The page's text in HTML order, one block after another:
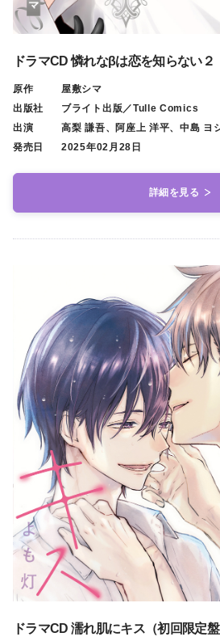
ドラマCD 憐れなβは恋を知らない２
原作
屋敷シマ
出版社
ブライト出版／Tulle Comics
出演
高梨 謙吾、阿座上 洋平、中島 ヨ
発売日
2025年02月28日
詳細を見る
ドラマCD 濡れ肌にキス（初回限定盤